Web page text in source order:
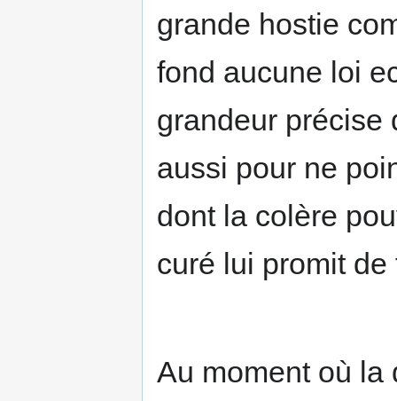
grande hostie
fond aucune loi
grandeur précise
aussi pour ne
dont la colère
curé lui promit
Au moment où la